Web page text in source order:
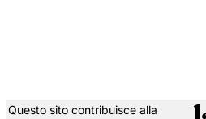
Questo sito contribuisce alla